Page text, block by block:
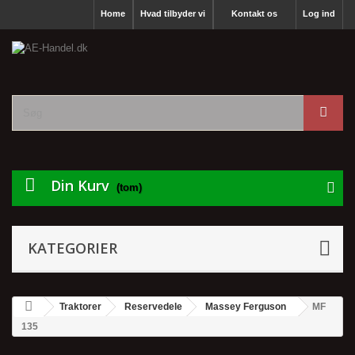
Log ind
Kontakt os
Hvad tilbyder vi
Home
Din Kurv (tom)
KATEGORIER
Traktorer Reservedele Massey Ferguson
MF
135